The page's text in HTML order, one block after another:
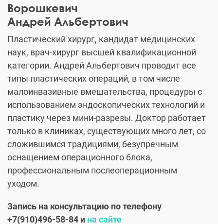
Ворошкевич
Андрей Альбертович
Пластический хирург, кандидат медицинских
наук, врач-хирург высшей квалификационной
категории. Андрей Альбертович проводит все
типы пластических операций, в том числе
малоинвазивные вмешательства, процедуры с
использованием эндоскопических технологий и
пластику через мини-разрезы. Доктор работает
только в клиниках, существующих много лет, со
сложившимся традициями, безупречным
оснащением операционного блока,
профессиональным послеоперационным
уходом.
Запись на консультацию по телефону
+7(910)496-58-84 и на сайте